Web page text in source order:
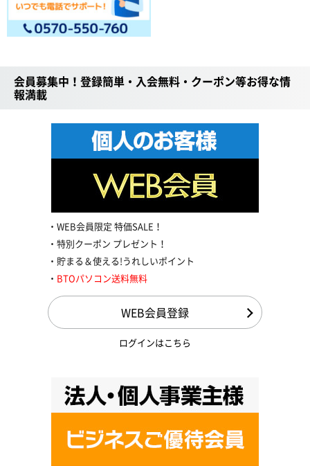
会員募集中！登録簡単・入会無料・クーポン等お得な情
報満載
WEB会員限定 特価SALE！
特別クーポン プレゼント！
貯まる＆使える!うれしいポイント
BTOパソコン送料無料
WEB会員登録
ログインはこちら